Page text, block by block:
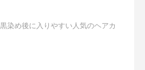
染め後に入りやすい人気のヘアカ